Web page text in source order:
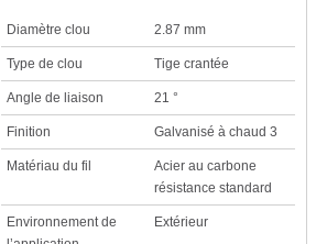
Diamètre clou 2.87 mm
Type de clou Tige crantée
Angle de liaison 21 °
Finition Galvanisé à chaud 3
Matériau du fil
Acier au carbone
résistance standard
Environnement de
Extérieur